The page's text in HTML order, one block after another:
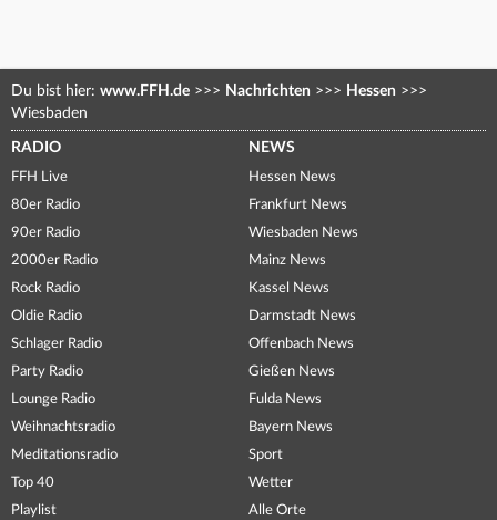
Du bist hier: www.FFH.de >>> Nachrichten >>> Hessen >>>
Wiesbaden
RADIO
FFH Live
80er Radio
90er Radio
2000er Radio
Rock Radio
Oldie Radio
Schlager Radio
Party Radio
Lounge Radio
Weihnachtsradio
Meditationsradio
Top 40
Playlist
NEWS
Hessen News
Frankfurt News
Wiesbaden News
Mainz News
Kassel News
Darmstadt News
Offenbach News
Gießen News
Fulda News
Bayern News
Sport
Wetter
Alle Orte